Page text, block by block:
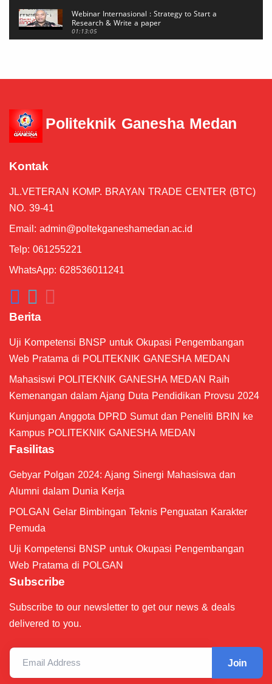
Webinar Internasional : Strategy to Start a
Research & Write a paper
01:13:05
Reset Password MeTA #6
05:17
Pengenalan Tampilan Dashboard #4
Membuat Akun MeTA #3
Politeknik Ganesha Medan
Kontak
JL.VETERAN KOMP. BRAYAN TRADE CENTER (BTC)
NO. 39-41
Email: admin@poltekganeshamedan.ac.id
Telp: 061255221
WhatsApp: 628536011241
Berita
Uji Kompetensi BNSP untuk Okupasi Pengembangan
Web Pratama di POLITEKNIK GANESHA MEDAN
Mahasiswi POLITEKNIK GANESHA MEDAN Raih
Kemenangan dalam Ajang Duta Pendidikan Provsu 2024
Kunjungan Anggota DPRD Sumut dan Peneliti BRIN ke
Kampus POLITEKNIK GANESHA MEDAN
Fasilitas
Gebyar Polgan 2024: Ajang Sinergi Mahasiswa dan
Alumni dalam Dunia Kerja
POLGAN Gelar Bimbingan Teknis Penguatan Karakter
Pemuda
Uji Kompetensi BNSP untuk Okupasi Pengembangan
Web Pratama di POLGAN
Subscribe
Subscribe to our newsletter to get our news & deals
delivered to you.
Email Address